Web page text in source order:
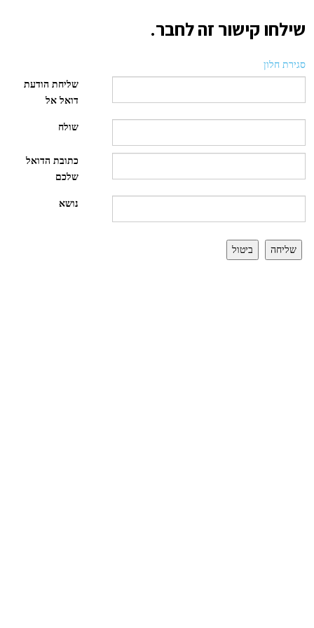
שילחו קישור זה לחבר.
סגירת חלון
שליחת הודעת
דואל אל
שולח
כתובת הדואל
שלכם
נושא
שליחה ביטול